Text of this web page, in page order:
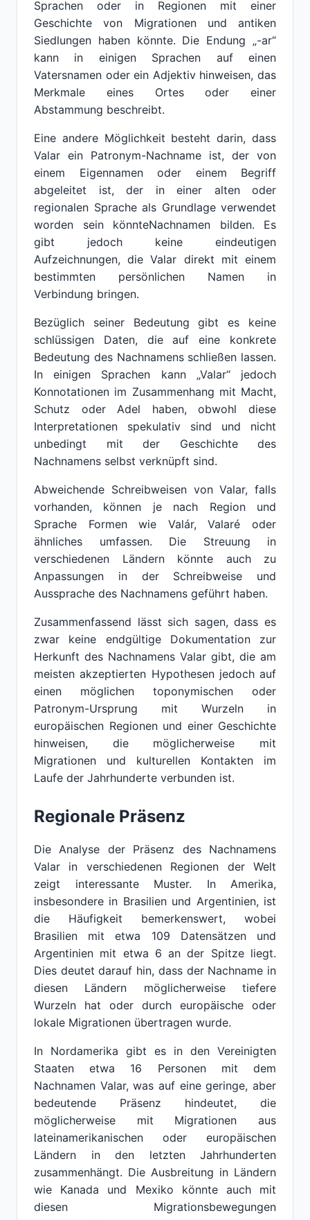
Sprachen oder in Regionen mit einer
Geschichte von Migrationen und antiken
Siedlungen haben könnte. Die Endung „-ar“
kann in einigen Sprachen auf einen
Vatersnamen oder ein Adjektiv hinweisen, das
Merkmale eines Ortes oder einer
Abstammung beschreibt.
Eine andere Möglichkeit besteht darin, dass
Valar ein Patronym-Nachname ist, der von
einem Eigennamen oder einem Begriff
abgeleitet ist, der in einer alten oder
regionalen Sprache als Grundlage verwendet
worden sein könnteNachnamen bilden. Es
gibt jedoch keine eindeutigen
Aufzeichnungen, die Valar direkt mit einem
bestimmten persönlichen Namen in
Verbindung bringen.
Bezüglich seiner Bedeutung gibt es keine
schlüssigen Daten, die auf eine konkrete
Bedeutung des Nachnamens schließen lassen.
In einigen Sprachen kann „Valar“ jedoch
Konnotationen im Zusammenhang mit Macht,
Schutz oder Adel haben, obwohl diese
Interpretationen spekulativ sind und nicht
unbedingt mit der Geschichte des
Nachnamens selbst verknüpft sind.
Abweichende Schreibweisen von Valar, falls
vorhanden, können je nach Region und
Sprache Formen wie Valár, Valaré oder
ähnliches umfassen. Die Streuung in
verschiedenen Ländern könnte auch zu
Anpassungen in der Schreibweise und
Aussprache des Nachnamens geführt haben.
Zusammenfassend lässt sich sagen, dass es
zwar keine endgültige Dokumentation zur
Herkunft des Nachnamens Valar gibt, die am
meisten akzeptierten Hypothesen jedoch auf
einen möglichen toponymischen oder
Patronym-Ursprung mit Wurzeln in
europäischen Regionen und einer Geschichte
hinweisen, die möglicherweise mit
Migrationen und kulturellen Kontakten im
Laufe der Jahrhunderte verbunden ist.
Regionale Präsenz
Die Analyse der Präsenz des Nachnamens
Valar in verschiedenen Regionen der Welt
zeigt interessante Muster. In Amerika,
insbesondere in Brasilien und Argentinien, ist
die Häufigkeit bemerkenswert, wobei
Brasilien mit etwa 109 Datensätzen und
Argentinien mit etwa 6 an der Spitze liegt.
Dies deutet darauf hin, dass der Nachname in
diesen Ländern möglicherweise tiefere
Wurzeln hat oder durch europäische oder
lokale Migrationen übertragen wurde.
In Nordamerika gibt es in den Vereinigten
Staaten etwa 16 Personen mit dem
Nachnamen Valar, was auf eine geringe, aber
bedeutende Präsenz hindeutet, die
möglicherweise mit Migrationen aus
lateinamerikanischen oder europäischen
Ländern in den letzten Jahrhunderten
zusammenhängt. Die Ausbreitung in Ländern
wie Kanada und Mexiko könnte auch mit
diesen Migrationsbewegungen